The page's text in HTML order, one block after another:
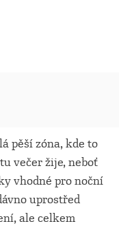
pěší zóna, kde to
večer žije, neboť
vhodné pro noční
uprostřed
ale celkem